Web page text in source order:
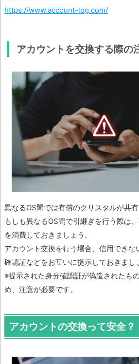
https://www.account-log.com/
アカウントを交換する際の
異なるOS間では有償のクリスタルが共有
もしも異なるOS間で引継ぎを行う際は
を消費しておきましょう。
アカウント交換を行う場合、信用できな
確認証などをお互いに提示しておきまし
※提示された身分確認証が偽造されたも
め、注意が必要です。
アカウントの交換って安全？